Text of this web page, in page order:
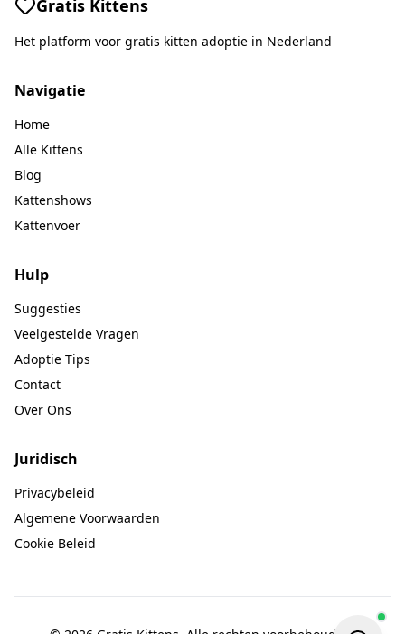
Gratis Kittens
Het platform voor gratis kitten adoptie in Nederland
Navigatie
Home
Alle Kittens
Blog
Kattenshows
Kattenvoer
Hulp
Suggesties
Veelgestelde Vragen
Adoptie Tips
Contact
Over Ons
Juridisch
Privacybeleid
Algemene Voorwaarden
Cookie Beleid